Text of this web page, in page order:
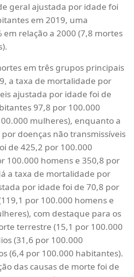
geral ajustada por idade foi
em 2019, uma
em relação a 2000 (7,8 mortes
em três grupos principais
a taxa de mortalidade por
ajustada por idade foi de
97,8 por 100.000
mulheres), enquanto a
doenças não transmissíveis
de 425,2 por 100.000
100.000 homens e 350,8 por
a taxa de mortalidade por
por idade foi de 70,8 por
por 100.000 homens e
com destaque para os
terrestre (15,1 por 100.000
(31,6 por 100.000
(6,4 por 100.000 habitantes).
das causas de morte foi de